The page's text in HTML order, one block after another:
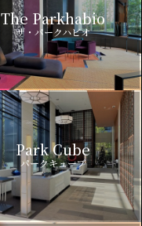
The Parkhabio
ザ・パークハビオ
Park Cube
パークキューブ